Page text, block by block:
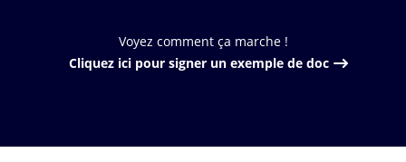
Voyez comment ça marche !
Cliquez ici pour signer un exemple de doc